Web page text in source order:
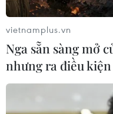
nhất 5 năm
10/08/2026 13:37
Ấn Độ nhập khẩu dầu
lục tháng thứ hai
vietnamplus.vn
Nga sẵn sàng mở
nhưng ra điều